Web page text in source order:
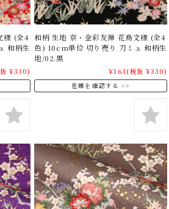
様 (全4
和柄生
¥330)
和柄 生地 京・金彩友禅 花鳥文様 (全4
色) 10cm単位 切り売り 刀ミュ 和柄生
地/02.黒
¥363(税抜 ¥330)
在庫を確認する